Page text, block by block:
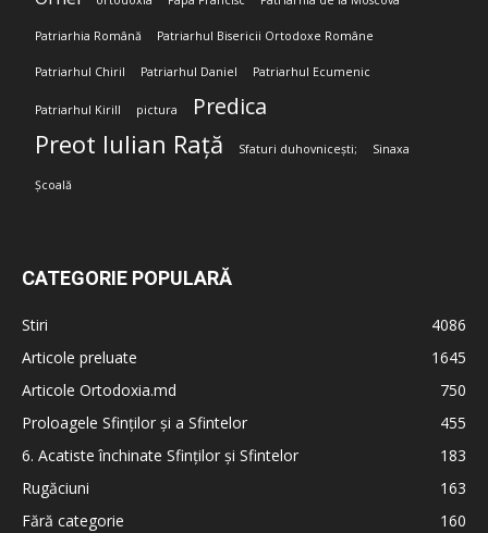
Patriarhia Română Patriarhul Bisericii Ortodoxe Române
Patriarhul Chiril Patriarhul Daniel Patriarhul Ecumenic
Patriarhul Kirill pictura Predica
Preot Iulian Rață Sfaturi duhovnicești; Sinaxa
Școală
CATEGORIE POPULARĂ
Stiri
4086
Articole preluate
1645
Articole Ortodoxia.md
750
Proloagele Sfinților și a Sfintelor
455
6. Acatiste închinate Sfinților și Sfintelor
183
Rugăciuni
163
Fără categorie
160